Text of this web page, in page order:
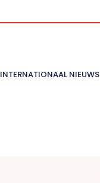
INTERNATIONAAL NIEUWS